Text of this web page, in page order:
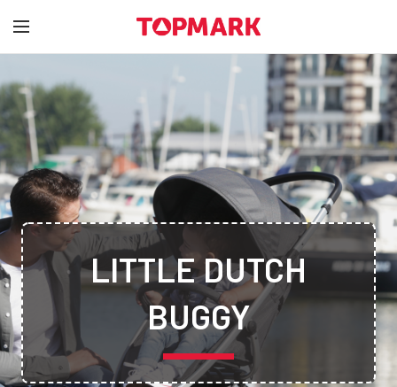
LITTLE DUTCH
BUGGY